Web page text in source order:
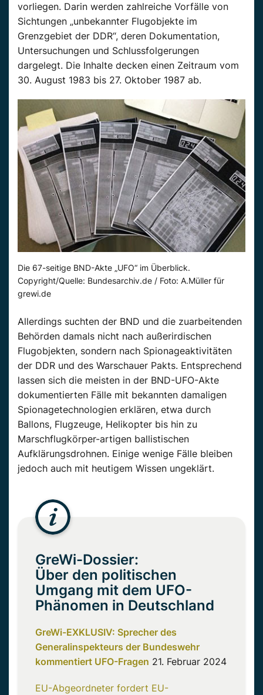
vorliegen. Darin werden zahlreiche Vorfälle von
Sichtungen „unbekannter Flugobjekte im
Grenzgebiet der DDR“, deren Dokumentation,
Untersuchungen und Schlussfolgerungen
dargelegt. Die Inhalte decken einen Zeitraum vom
30. August 1983 bis 27. Oktober 1987 ab.
Die 67-seitige BND-Akte „UFO“ im Überblick.
Copyright/Quelle: Bundesarchiv.de / Foto: A.Müller für
grewi.de
Allerdings suchten der BND und die zuarbeitenden
Behörden damals nicht nach außerirdischen
Flugobjekten, sondern nach Spionageaktivitäten
der DDR und des Warschauer Pakts. Entsprechend
lassen sich die meisten in der BND-UFO-Akte
dokumentierten Fälle mit bekannten damaligen
Spionagetechnologien erklären, etwa durch
Ballons, Flugzeuge, Helikopter bis hin zu
Marschflugkörper-artigen ballistischen
Aufklärungsdrohnen. Einige wenige Fälle bleiben
jedoch auch mit heutigem Wissen ungeklärt.
GreWi-Dossier:
Über den politischen
Umgang mit dem UFO-
Phänomen in Deutschland
GreWi-EXKLUSIV: Sprecher des
Generalinspekteurs der Bundeswehr
kommentiert UFO-Fragen 21. Februar 2024
EU-Abgeordneter fordert EU-